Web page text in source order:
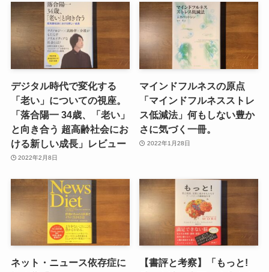
デジタル時代で変化する
「老い」についての視座。
「落合陽一 34歳、「老い」
と向き合う 超高齢社会にお
ける新しい成長」レビュー
2022年2月8日
マインドフルネスの原点
「マインドフルネスストレ
ス低減法」何もしない豊か
さに気づく一冊。
2022年1月28日
ネット・ニュース依存症に
【書評と考察】「もっと!